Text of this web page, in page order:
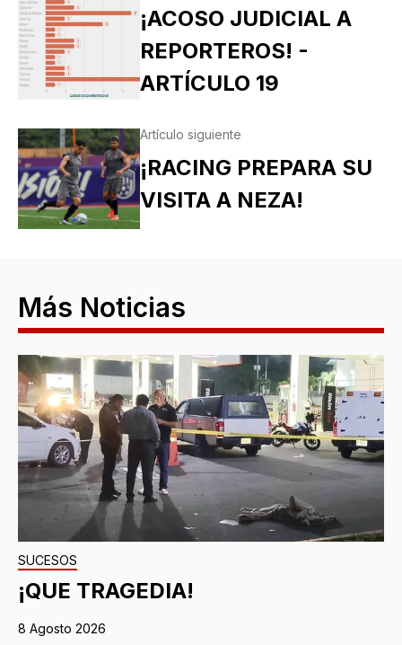
¡ACOSO JUDICIAL A
REPORTEROS! -
ARTÍCULO 19
Artículo siguiente
¡RACING PREPARA SU
VISITA A NEZA!
Más Noticias
SUCESOS
¡QUE TRAGEDIA!
8 Agosto 2026